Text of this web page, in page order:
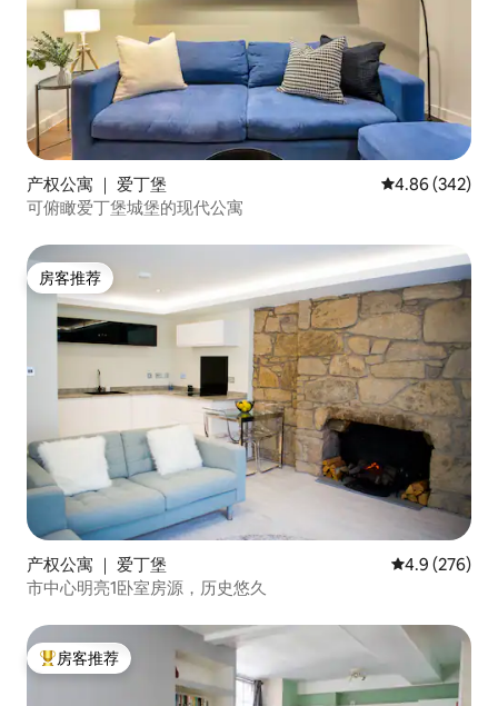
产权公寓 ｜ 爱丁堡 平均评分 4.86
4.86 (342)
可俯瞰爱丁堡城堡的现代公寓
房客推荐
房客推荐
产权公寓 ｜ 爱丁堡 平均评分 4.9
4.9 (276)
市中心明亮1卧室房源，历史悠久
热门「房客推荐」
房客推荐